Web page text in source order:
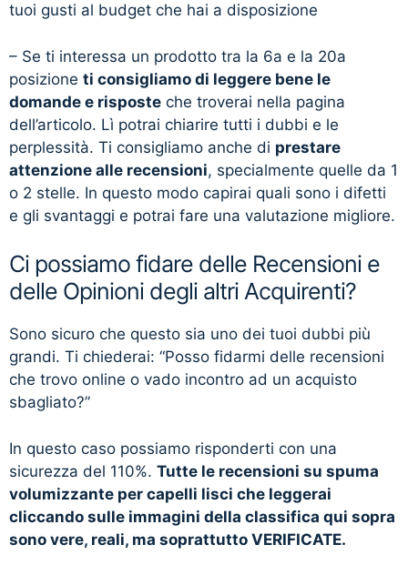
tuoi gusti al budget che hai a disposizione
– Se ti interessa un prodotto tra la 6a e la 20a
posizione ti consigliamo di leggere bene le
domande e risposte che troverai nella pagina
dell’articolo. Lì potrai chiarire tutti i dubbi e le
perplessità. Ti consigliamo anche di prestare
attenzione alle recensioni, specialmente quelle da 1
o 2 stelle. In questo modo capirai quali sono i difetti
e gli svantaggi e potrai fare una valutazione migliore.
Ci possiamo fidare delle Recensioni e
delle Opinioni degli altri Acquirenti?
Sono sicuro che questo sia uno dei tuoi dubbi più
grandi. Ti chiederai: “Posso fidarmi delle recensioni
che trovo online o vado incontro ad un acquisto
sbagliato?”
In questo caso possiamo risponderti con una
sicurezza del 110%. Tutte le recensioni su spuma
volumizzante per capelli lisci che leggerai
cliccando sulle immagini della classifica qui sopra
sono vere, reali, ma soprattutto VERIFICATE.